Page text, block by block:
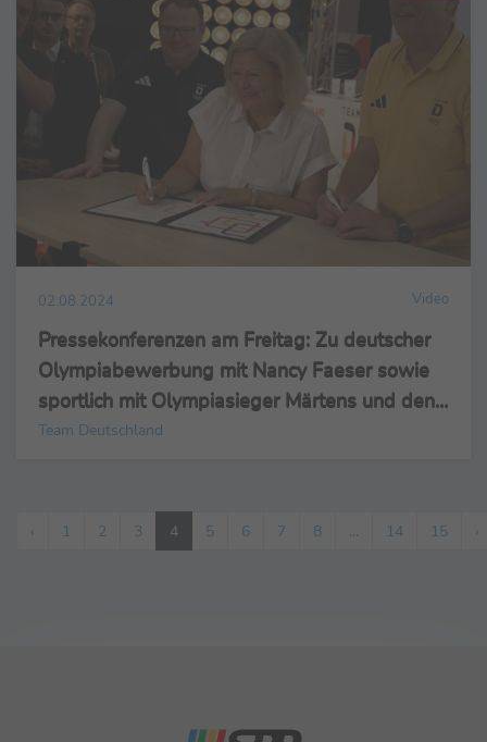
02.08.2024 Video
Pressekonferenzen am Freitag: Zu deutscher
Olympiabewerbung mit Nancy Faeser sowie
sportlich mit Olympiasieger Märtens und den
Surfern Kemp und Elter
Team Deutschland
‹ 1 2 3 4 5 6 7 8 ... 14 15 ›